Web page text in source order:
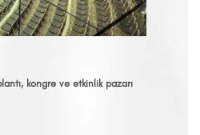
kongre ve etkinlik pazarı